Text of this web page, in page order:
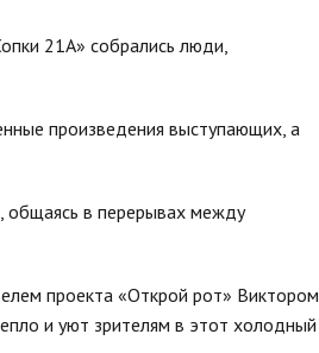
21А» собрались люди,
произведения выступающих, а
общаясь в перерывах между
проекта «Открой рот» Виктором
и уют зрителям в этот холодный